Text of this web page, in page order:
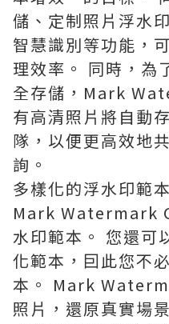
儲、定制照片浮水
智慧識別等功能，
理效率。 同時，為
全存儲，Mark
有高清照片將自動
隊，以便更高效地
詢。
多樣化的浮水印範
Mark Watermark
水印範本。 您還可
化範本，囙此您不
本。 Mark
照片，還原真實場